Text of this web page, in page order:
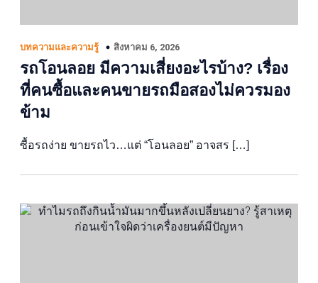
บทความและความรู้ สิงหาคม 6, 2026
รถโอนลอย มีความเสี่ยงอะไรบ้าง? เรื่อง
ที่คนซื้อและคนขายรถมือสองไม่ควรมอง
ข้าม
ซื้อรถง่าย ขายรถไว…แต่ “โอนลอย” อาจสร […]